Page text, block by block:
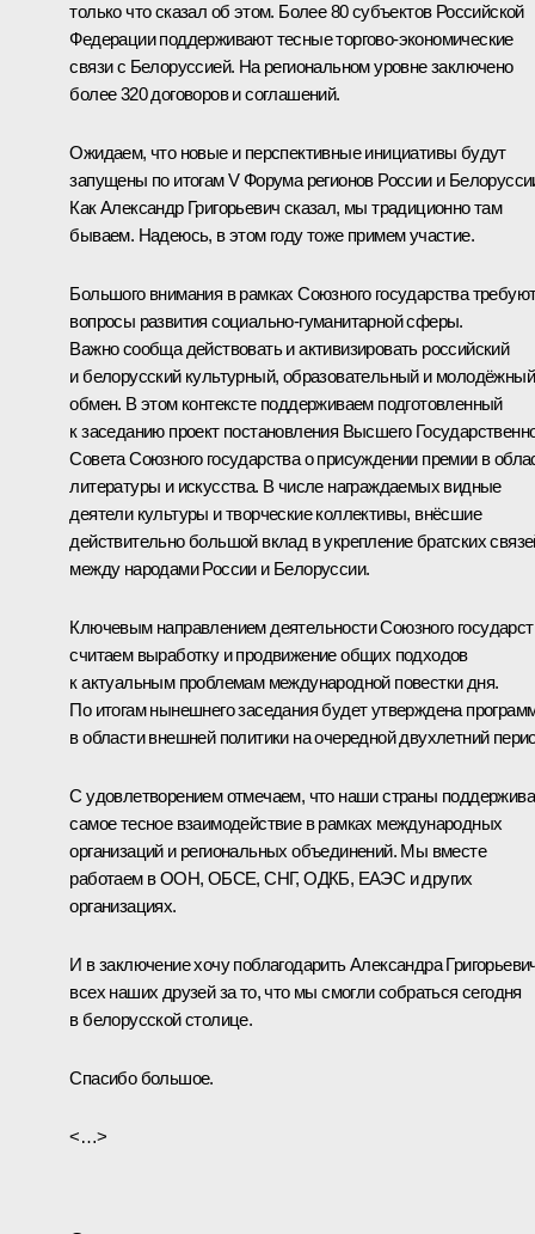
только что сказал об этом. Более 80 субъектов Российской
Федерации поддерживают тесные торгово-экономические
связи с Белоруссией. На региональном уровне заключено
более 320 договоров и соглашений.
Ожидаем, что новые и перспективные инициативы будут
запущены по итогам V Форума регионов России и
Как Александр Григорьевич сказал, мы традиционно там
бываем. Надеюсь, в этом году тоже примем участие.
Большого внимания в рамках Союзного государства
вопросы развития социально-гуманитарной сферы.
Важно сообща действовать и активизировать российский
и белорусский культурный, образовательный и молодёжный
обмен. В этом контексте поддерживаем подготовленный
к заседанию проект постановления Высшего
Совета Союзного государства о присуждении премии в
литературы и искусства. В числе награждаемых видные
деятели культуры и творческие коллективы, внёсшие
действительно большой вклад в укрепление братских
между народами России и Белоруссии.
Ключевым направлением деятельности Союзного
считаем выработку и продвижение общих подходов
к актуальным проблемам международной повестки дня.
По итогам нынешнего заседания будет утверждена
в области внешней политики на очередной двухлетний
С удовлетворением отмечаем, что наши страны
самое тесное взаимодействие в рамках международных
организаций и региональных объединений. Мы вместе
работаем в ООН, ОБСЕ, СНГ, ОДКБ, ЕАЭС и других
организациях.
И в заключение хочу поблагодарить Александра
всех наших друзей за то, что мы смогли собраться сегодня
в белорусской столице.
Спасибо большое.
<…>